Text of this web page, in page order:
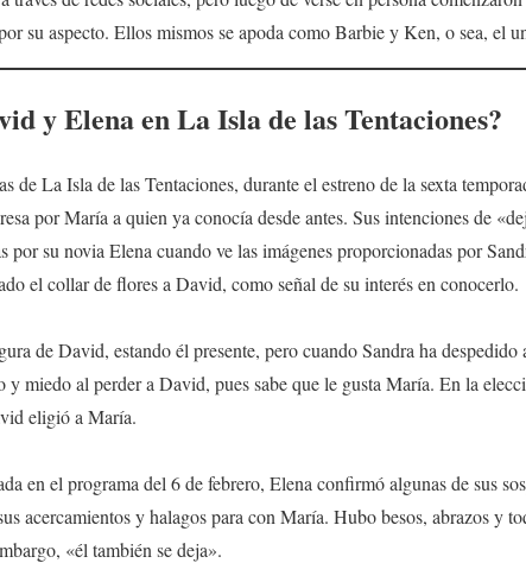
su aspecto. Ellos mismos se apoda como Barbie y Ken, o sea, el
y Elena en La Isla de las Tentaciones?
de La Isla de las Tentaciones, durante el estreno de la sexta
por María a quien ya conocía desde antes. Sus intenciones de
por su novia Elena cuando ve las imágenes proporcionadas por
el collar de flores a David, como señal de su interés en conocerlo.
de David, estando él presente, pero cuando Sandra ha
y miedo al perder a David, pues sabe que le gusta María. En la
eligió a María.
en el programa del 6 de febrero, Elena confirmó algunas de sus
acercamientos y halagos para con María. Hubo besos, abrazos y
«él también se deja».